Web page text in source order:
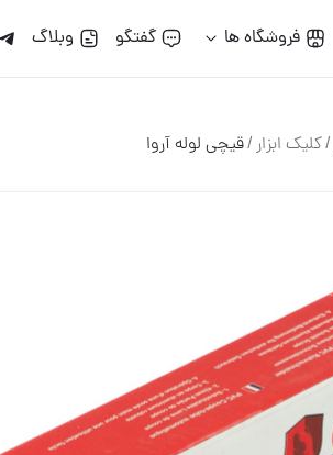
فروشگاه ها گفتگو وبلاگ
/کلیک ابزار/قیچی لوله آروا